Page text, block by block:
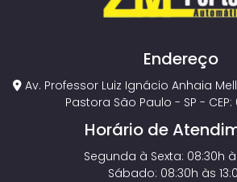
Endereço
Av. Professor Luiz Ignácio Anhaia
Pastora São Paulo - SP -
Horário de
Segunda à Sexta: 08:30h
Sábado: 08:30h às